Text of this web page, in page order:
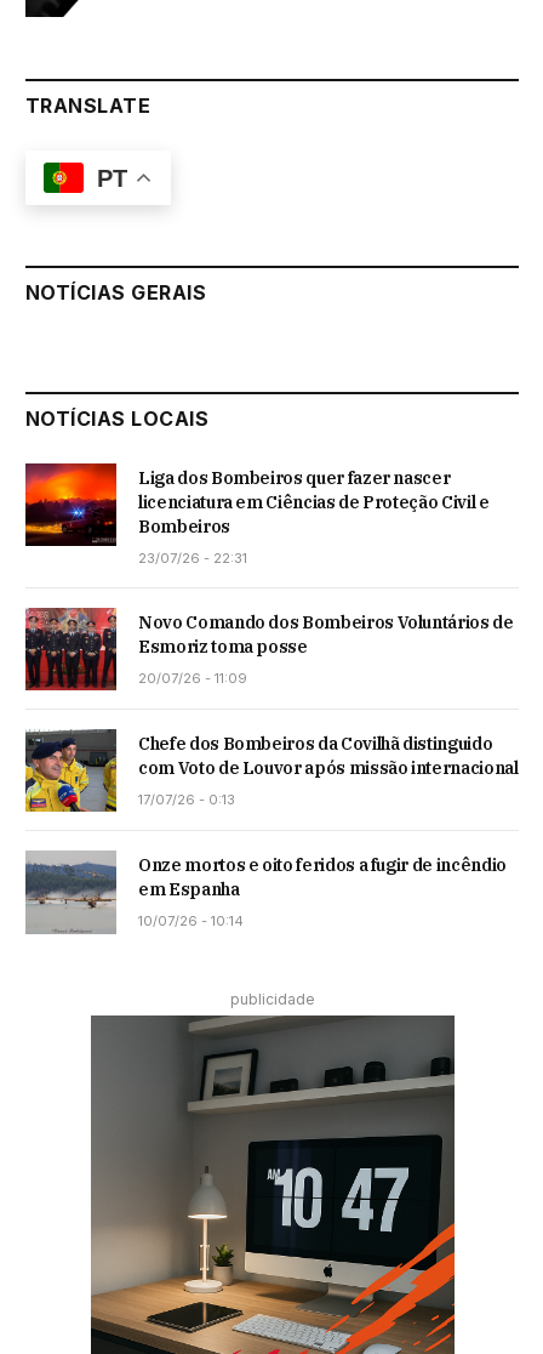
TRANSLATE
PT
NOTÍCIAS GERAIS
NOTÍCIAS LOCAIS
Liga dos Bombeiros quer fazer nascer
licenciatura em Ciências de Proteção Civil e
Bombeiros
23/07/26 - 22:31
Novo Comando dos Bombeiros Voluntários de
Esmoriz toma posse
20/07/26 - 11:09
Chefe dos Bombeiros da Covilhã distinguido
com Voto de Louvor após missão internacional
17/07/26 - 0:13
Onze mortos e oito feridos a fugir de incêndio
em Espanha
10/07/26 - 10:14
publicidade